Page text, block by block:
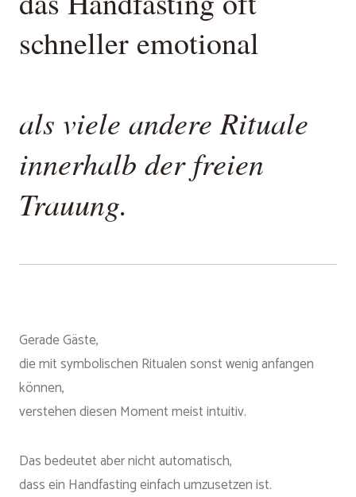
schneller emotional
als viele andere Rituale
innerhalb der freien
Trauung.
Gerade Gäste,
die mit symbolischen Ritualen sonst wenig anfangen
können,
verstehen diesen Moment meist intuitiv.
Das bedeutet aber nicht automatisch,
dass ein Handfasting einfach umzusetzen ist.